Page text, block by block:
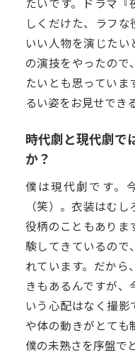
しくだけた、ラフ
いい人物を演じたい
の演技をやったので
たいとも思ってい
るい姿をお見せでき
時代劇と現代劇で
か？
僕は現代劇です。
（笑）。衣装はむ
役柄のこともありま
験してきているので
れています。だから
きもあるんですが、
いう心配はなく撮
や体の動きがとても
僕の未熟さを序盤で